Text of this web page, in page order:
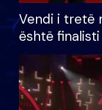
Vendi i tretë
është